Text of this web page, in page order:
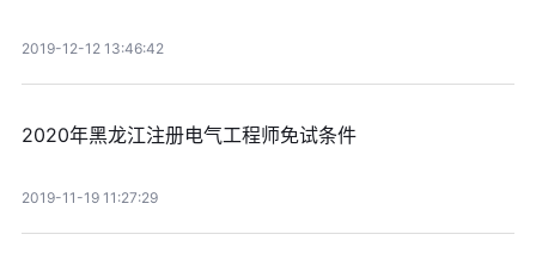
2019-12-12 13:46:42
2020年黑龙江注册电气工程师免试条件
2019-11-19 11:27:29